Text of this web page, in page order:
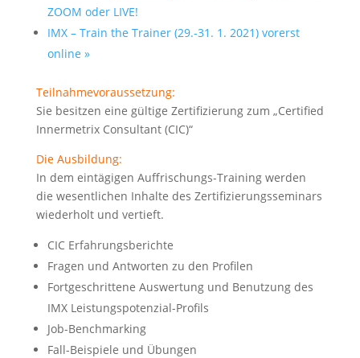
ZOOM oder LIVE!
IMX – Train the Trainer (29.-31. 1. 2021) vorerst
online »
Teilnahmevoraussetzung:
Sie besitzen eine gültige Zertifizierung zum „Certified
Innermetrix Consultant (CIC)“
Die Ausbildung:
In dem eintägigen Auffrischungs-Training werden
die wesentlichen Inhalte des Zertifizierungsseminars
wiederholt und vertieft.
CIC Erfahrungsberichte
Fragen und Antworten zu den Profilen
Fortgeschrittene Auswertung und Benutzung des
IMX Leistungspotenzial-Profils
Job-Benchmarking
Fall-Beispiele und Übungen